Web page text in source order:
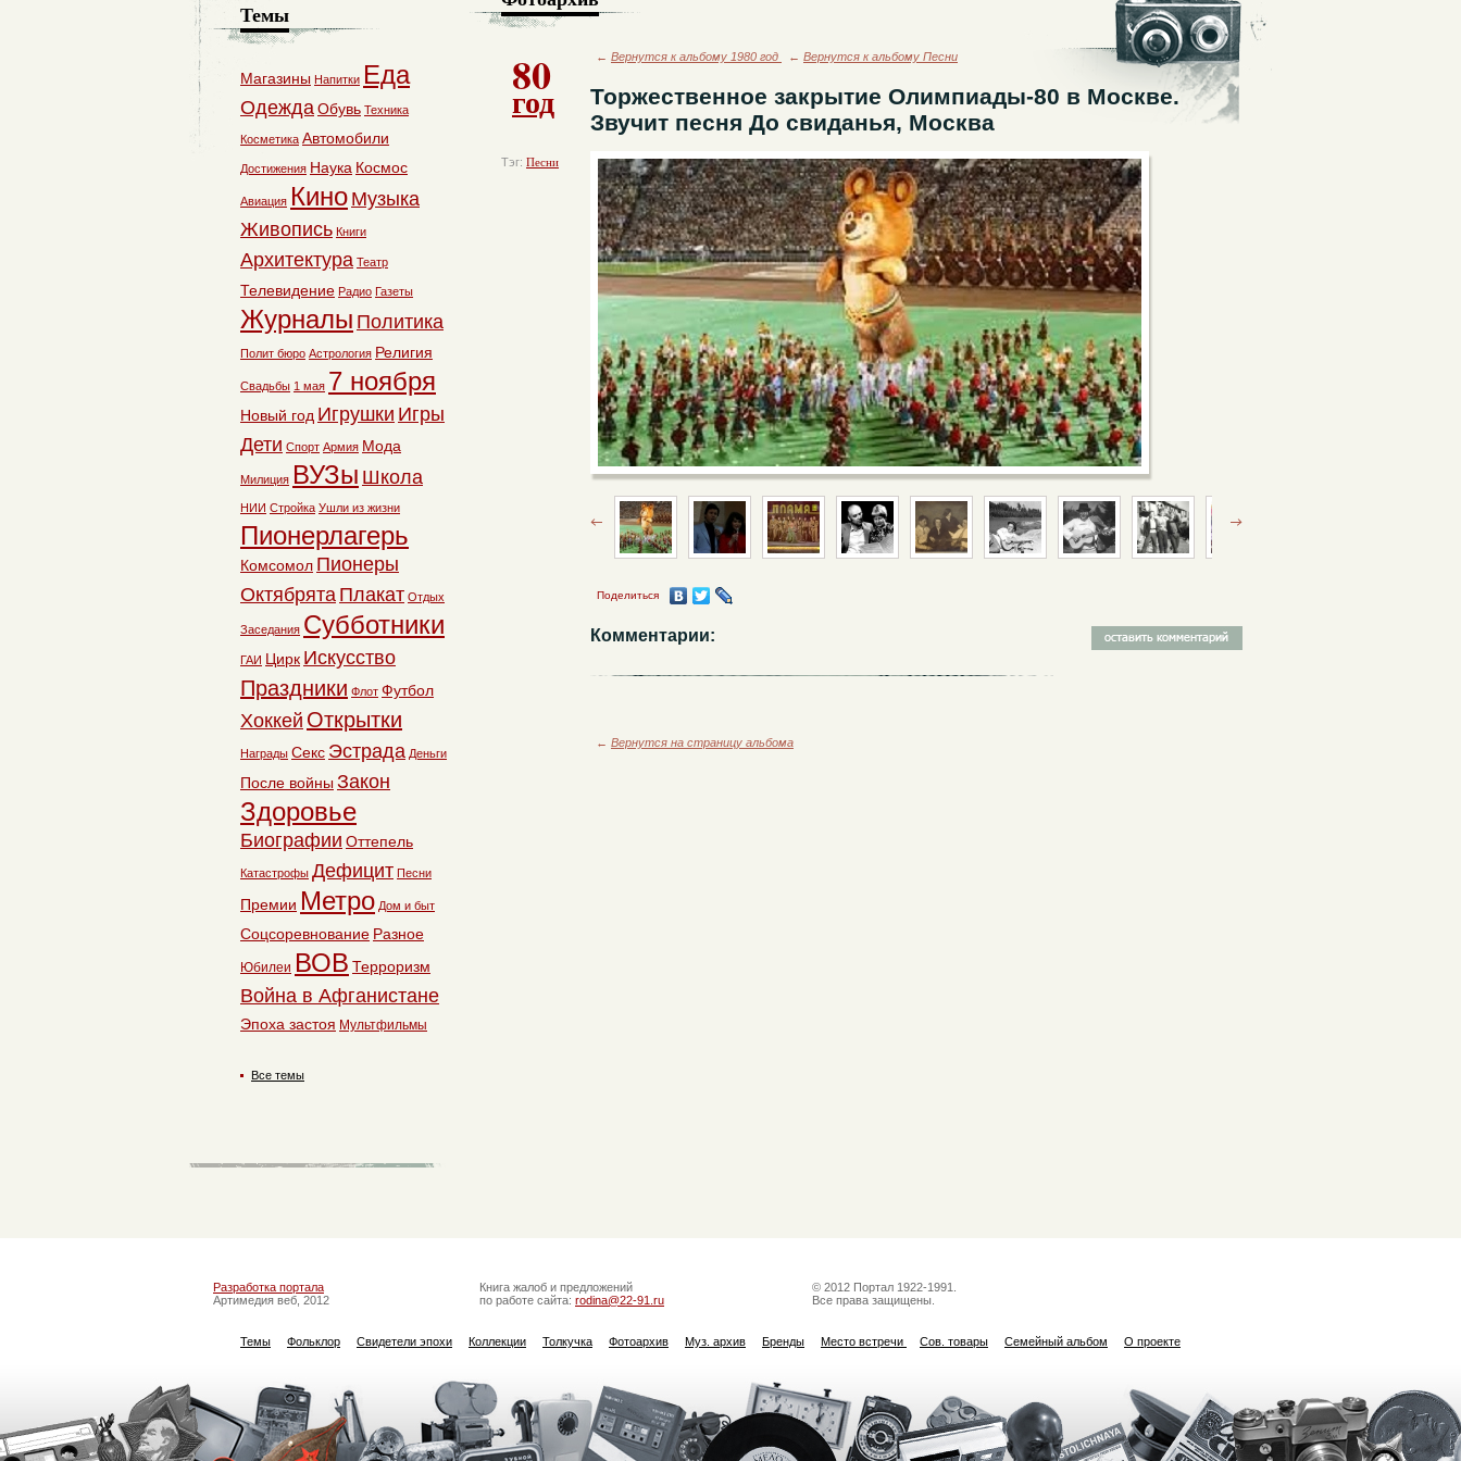
80
год
Тэг: Песни
← Вернутся к альбому 1980 год ← Вернутся к альбому Песни
Торжественное закрытие Олимпиады-80 в Москве.
Звучит песня До свиданья, Москва
Поделиться
Комментарии:
← Вернутся на страницу альбома
Темы
Магазины Напитки Еда
ОдеждаОбувь Техника
Косметика Автомобили
Достижения Наука Космос
Авиация Кино Музыка
Живопись Книги
Архитектура Театр
Телевидение Радио Газеты
Журналы Политика
Полит бюро Астрология Религия
Свадьбы 1 мая 7 ноября
Новый год Игрушки Игры
Дети Спорт Армия Мода
Милиция ВУЗы Школа
НИИ Стройка Ушли из жизни
Пионерлагерь
Комсомол Пионеры
Октябрята Плакат Отдых
Заседания Субботники
ГАИ Цирк Искусство
Праздники Флот Футбол
Хоккей Открытки
Награды Секс Эстрада Деньги
После войны Закон
Здоровье
Биографии Оттепель
Катастрофы Дефицит Песни
Премии Метро Дом и быт
Соцсоревнование Разное
Юбилеи ВОВ Терроризм
Война в Афганистане
Эпоха застоя Мультфильмы
Все темы
Разработка портала
Артимедия веб, 2012
Книга жалоб и предложений
по работе сайта: rodina@22-91.ru
© 2012 Портал 1922-1991.
Все права защищены.
Темы Фольклор Свидетели эпохи Коллекции Толкучка Фотоархив Муз. архив Бренды Место встречи Сов. товары Семейный альбом О проекте